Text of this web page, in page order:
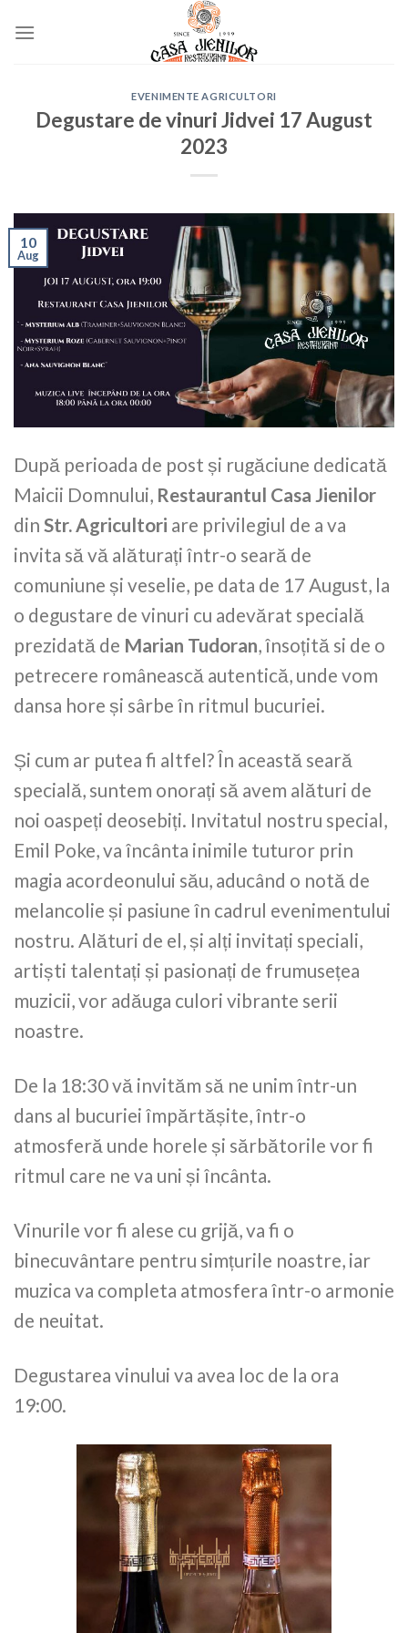
EVENIMENTE AGRICULTORI
Degustare de vinuri Jidvei 17 August
2023
10
Aug
După perioada de post și rugăciune dedicată
Maicii Domnului, Restaurantul Casa Jienilor
din Str. Agricultori are privilegiul de a va
invita să vă alăturați într-o seară de
comuniune și veselie, pe data de 17 August, la
o degustare de vinuri cu adevărat specială
prezidată de Marian Tudoran, însoțită si de o
petrecere românească autentică, unde vom
dansa hore și sârbe în ritmul bucuriei.
Și cum ar putea fi altfel? În această seară
specială, suntem onorați să avem alături de
noi oaspeți deosebiți. Invitatul nostru special,
Emil Poke, va încânta inimile tuturor prin
magia acordeonului său, aducând o notă de
melancolie și pasiune în cadrul evenimentului
nostru. Alături de el, și alți invitați speciali,
artiști talentați și pasionați de frumusețea
muzicii, vor adăuga culori vibrante serii
noastre.
De la 18:30 vă invităm să ne unim într-un
dans al bucuriei împărtășite, într-o
atmosferă unde horele și sărbătorile vor fi
ritmul care ne va uni și încânta.
Vinurile vor fi alese cu grijă, va fi o
binecuvântare pentru simțurile noastre, iar
muzica va completa atmosfera într-o armonie
de neuitat.
Degustarea vinului va avea loc de la ora
19:00.